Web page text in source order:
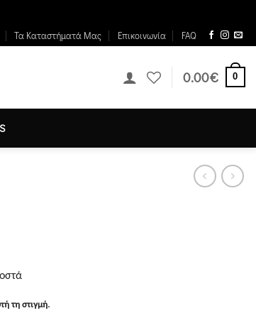
Τα Καταστήματά Μας Επικοινωνία FAQ
0.00€ 0
τη στιγμή.